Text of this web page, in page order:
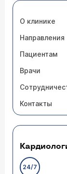
О клинике
Направления
Пациентам
Врачи
Контакты
24/7